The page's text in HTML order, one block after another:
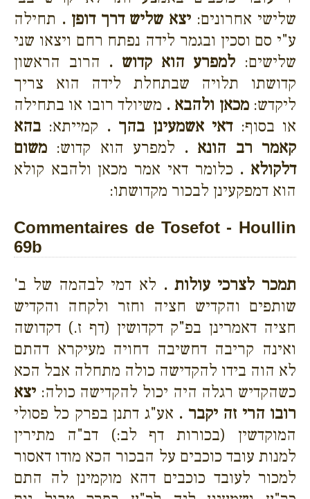
שלישי אחרונים: יצא שליש דרך דופן . תחילה
ע"י סם וסכין ובגמר לידה נפתח רחם ויצאו שני
שלישים: למפרע הוא קדוש . הרוב הראשון
קדושתו תלויה שבתחלת לידה הוא צריך
ליקדש:מכאן ולהבא . משיולד רובו או בתחילה
או בסוף:דאי אשמעינן בהך . קמייתא: בהא
קאמר רב הונא . למפרע הוא קדוש: משום
דלקולא . כלומר דאי אמר מכאן ולהבא קולא
הוא דמפקעינן לבכור מקדושתו:
Commentaires de Tosefot - Houllin
69b
תמכר לצרכי עולות . לא דמי לבהמה של ב'
שותפים והקדיש חציה וחזר ולקחה והקדיש
חציה דאמרינן בפ"ק דקדושין (דף ז.) דקדושה
ואינה קריבה דחשיבה דחויה מעיקרא דהתם
לא הוה בידו להקדישה כולה מתחלה אבל הכא
כשהקדיש רגלה היה יכול להקדישה כולה: יצא
רובו הרי זה יקבר . אע"ג דתנן בפרק כל פסולי
המוקדשין (בכורות דף לב:) דב"ה מתירין
למנות עובד כוכבים על הבכור הכא מודו דאסור
למכור לעובד כוכבים דהא מוקמינן לה התם